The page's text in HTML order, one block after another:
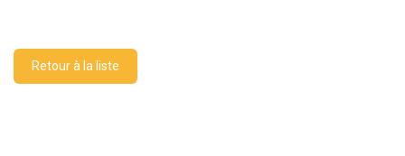
Retour à la liste